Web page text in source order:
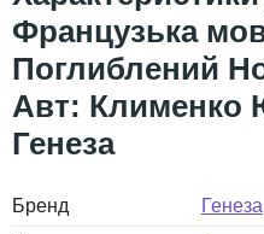
Французька
Поглиблений
Авт: Клименко
Генеза
Бренд
Генеза